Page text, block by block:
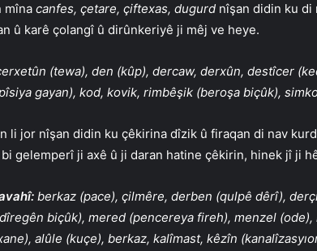
mîna canfes, çetare, çiftexas, dugurd nîşan didin ku di
û karê çolangî û dirûnkeriyê ji mêj ve heye.
(tewa), den (kûp), dercaw, derxûn, destîcer
gayan), kod, kovik, rimbêşik (beroşa biçûk),
li jor nîşan didin ku çêkirina dîzik û firaqan di nav
gelemperî ji axê û ji daran hatine çêkirin, hinek jî ji
berkaz (pace), çilmêre, derben (qulpê dêrî),
biçûk), mered (pencereya fireh), menzel
alûle (kuçe), berkaz, kalîmast, kêzîn